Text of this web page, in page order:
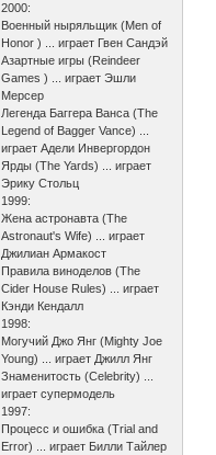
2000:
Военный ныряльщик (Men of
Honor ) ... играет Гвен Сандэй
Азартные игры (Reindeer
Games ) ... играет Эшли
Мерсер
Легенда Баггера Ванса (The
Legend of Bagger Vance) ...
играет Адели Инвергордон
Ярды (The Yards) ... играет
Эрику Стольц
1999:
Жена астронавта (The
Astronaut's Wife) ... играет
Джилиан Армакост
Правила виноделов (The
Cider House Rules) ... играет
Кэнди Кендалл
1998:
Могучий Джо Янг (Mighty Joe
Young) ... играет Джилл Янг
Знаменитость (Celebrity) ...
играет супермодель
1997:
Процесс и ошибка (Trial and
Error) ... играет Билли Тайлер